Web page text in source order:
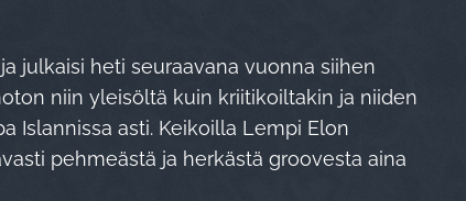
julkaisi heti seuraavana vuonna siihen
niin yleisöltä kuin kriitikoiltakin ja niiden
Islannissa asti. Keikoilla Lempi Elon
pehmeästä ja herkästä groovesta aina